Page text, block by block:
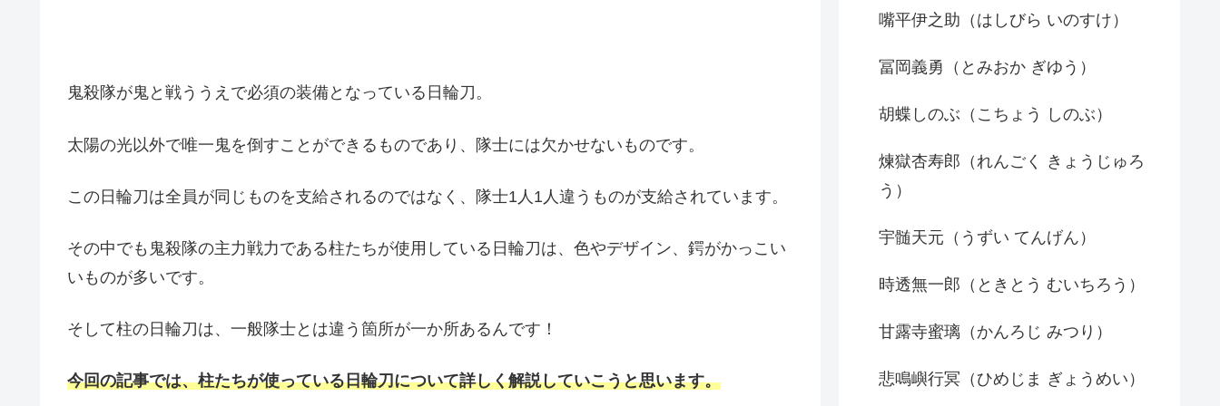
鬼殺隊が鬼と戦ううえで必須の装備となっている日輪刀。
太陽の光以外で唯一鬼を倒すことができるものであり、隊士には欠かせないものです。
この日輪刀は全員が同じものを支給されるのではなく、隊士1人1人違うものが支給されています。
その中でも鬼殺隊の主力戦力である柱たちが使用している日輪刀は、色やデザイン、鍔がかっこい
いものが多いです。
そして柱の日輪刀は、一般隊士とは違う箇所が一か所あるんです！
今回の記事では、柱たちが使っている日輪刀について詳しく解説していこうと思います。
嘴平伊之助（はしびら いのすけ）
冨岡義勇（とみおか ぎゆう）
胡蝶しのぶ（こちょう しのぶ）
煉獄杏寿郎（れんごく きょうじゅろ
う）
宇髄天元（うずい てんげん）
時透無一郎（ときとう むいちろう）
甘露寺蜜璃（かんろじ みつり）
悲鳴嶼行冥（ひめじま ぎょうめい）